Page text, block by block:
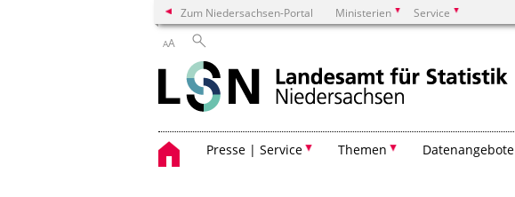
Zum Niedersachsen-Portal Ministerien Service
AA
Suchen
Presse | Service Themen Datenangebote